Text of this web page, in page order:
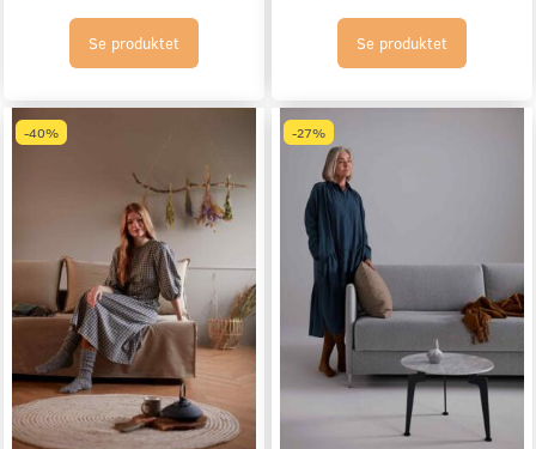
Se produktet Se produktet
-40% -27%